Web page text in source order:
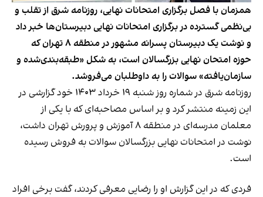
همزمان با فصل برگزاری امتحانات نهایی، روزنامه‌ شرق از تقلب و
بی‌نظمی گسترده در برگزاری امتحانات نهایی دبیرستان‌ها خبر داد
و نوشت یک دبیرستان پسرانه مشهور در منطقه ۸ تهران که
حوزه امتحان نهایی بزرگسالان است، به شکل «طبقه‌بندی‌شده و
سازمان‌یافته» سوالات را به داوطلبان می‌فروشد.
روزنامه شرق در شماره روز شنبه ۱۹ خرداد ۱۴۰۳ خود
گزارشی در
این زمینه منتشر کرد و بر اساس مصاحبه‌ای که با یکی از
معلمان مدرسه‌ای در منطقه ۸ آموزش و پرورش تهران داشت،
نوشت در امتحانات نهایی بزرگسالان سوالات به فروش رسیده
است.
فردی که در این گزارش او را رضایی معرفی کردند، گفت برخی افراد